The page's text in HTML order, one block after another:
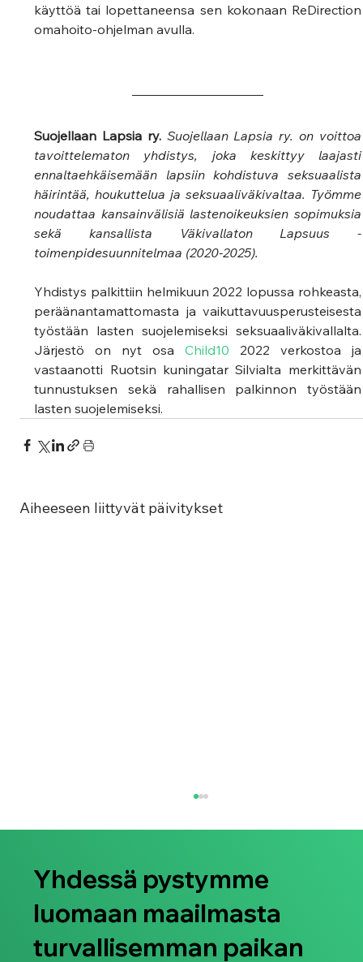
käyttöä tai lopettaneensa sen kokonaan ReDirection
omahoito-ohjelman avulla.
Suojellaan Lapsia ry. Suojellaan Lapsia ry. on voittoa
tavoittelematon yhdistys, joka keskittyy laajasti
ennaltaehkäisemään lapsiin kohdistuva seksuaalista
häirintää, houkuttelua ja seksuaaliväkivaltaa. Työmme
noudattaa kansainvälisiä lastenoikeuksien sopimuksia
sekä kansallista Väkivallaton Lapsuus -
toimenpidesuunnitelmaa (2020-2025).
Yhdistys palkittiin helmikuun 2022 lopussa rohkeasta,
peräänantamattomasta ja vaikuttavuusperusteisesta
työstään lasten suojelemiseksi seksuaaliväkivallalta.
Järjestö on nyt osa Child10 2022 verkostoa ja
vastaanotti Ruotsin kuningatar Silvialta merkittävän
tunnustuksen sekä rahallisen palkinnon työstään
lasten suojelemiseksi.
Aiheeseen liittyvät päivitykset
Yhdessä pystymme
luomaan maailmasta
turvallisemman paikan